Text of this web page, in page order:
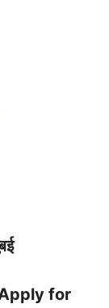
for